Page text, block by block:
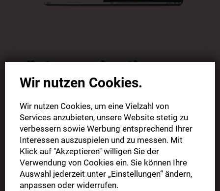
Möchten Sie die
Digitale Zeitung
nochmals testen?
1 Monat für nur 0,99€
Jetzt bestellen
Wir nutzen Cookies.
Wir nutzen Cookies, um eine Vielzahl von
Services anzubieten, unsere Website stetig zu
verbessern sowie Werbung entsprechend Ihrer
Interessen auszuspielen und zu messen. Mit
Klick auf "Akzeptieren" willigen Sie der
Verwendung von Cookies ein. Sie können Ihre
Auswahl jederzeit unter „Einstellungen“ ändern,
anpassen oder widerrufen.